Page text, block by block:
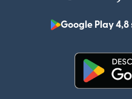
Google Play 4,8